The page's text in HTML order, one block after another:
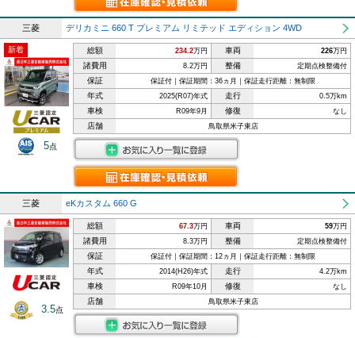
三菱 デリカミニ 660 T プレミアム リミテッド エディション 4WD
新着
5点
総額 234.2万円 車両 226万円
諸費用 8.2万円 整備 定期点検整備付
保証 保証付｜保証期間：36ヵ月｜保証走行距離：無制限
年式 2025(R07)年式 走行 0.5万km
車検 R09年9月 修復 なし
店舗 鳥取県米子東店
三菱 eKカスタム 660 G
3.5点
総額 67.3万円 車両 59万円
諸費用 8.3万円 整備 定期点検整備付
保証 保証付｜保証期間：12ヵ月｜保証走行距離：無制限
年式 2014(H26)年式 走行 4.2万km
車検 R09年10月 修復 なし
店舗 鳥取県米子東店